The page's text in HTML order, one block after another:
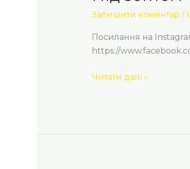
Залишити коментар /
Посилання на
https://
зонтом
Читати далі »